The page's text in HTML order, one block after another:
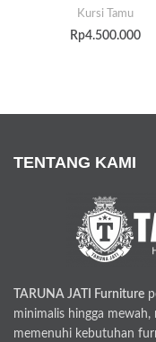
Kursi Tamu
Rp4.500.000
TENTANG KAMI
TARUNA JATI Furniture
minimalis hingga
memenuhi kebutuhan